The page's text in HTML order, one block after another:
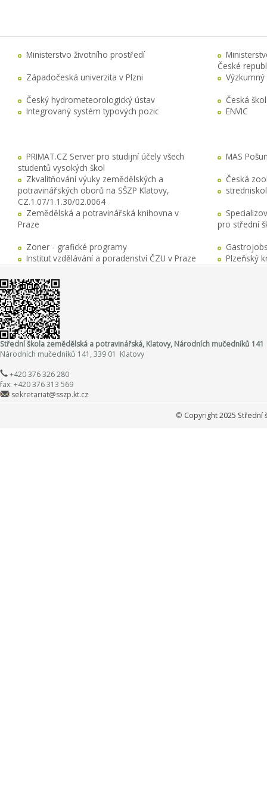
Ministerstvo životního prostředí
České
Západočeská univerzita v Plzni
Český hydrometeorologický ústav
Česká
Integrovaný systém typových pozic
ENVIC
PRIMAT.CZ Server pro studijní účely všech
studentů vysokých škol
MAS
Zkvalitňování výuky zemědělských a
potravinářských oborů na SŠZP Klatovy,
CZ.1.07/1.1.30/02.0064
Česká
Zemědělská a potravinářská knihovna v
Praze
pro střední
Zoner - grafické programy
Institut vzdělávání a poradenství ČZU v Praze
Plzeňský
Střední škola zemědělská a potravinářská, Klatovy, Národních mučedníků 141
Národních mučedníků 141, 339 01 Klatovy
+420 376 326 280
fax: +420 376 313 569
sekretariat@sszp.kt.cz
© Copyright 2025 Střední